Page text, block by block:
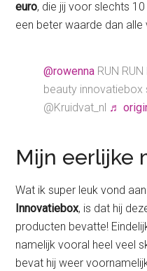
euro, die jij voor slechts
een beter waarde dan
@rowenna RUN
beauty innovatiebox
@Kruidvat_nl ♬
Mijn eerlijke
Wat ik super leuk vond
Innovatiebox, is dat hij
producten bevatte!
namelijk vooral heel veel
bevat hij weer